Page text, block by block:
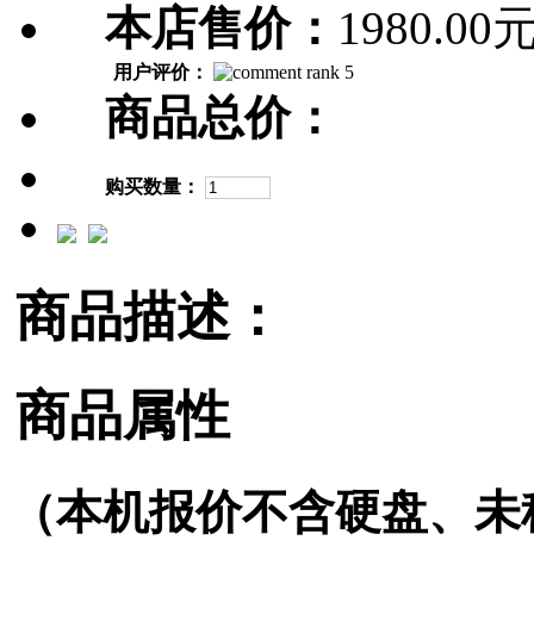
本店售价： 1980.00
用户评价：
商品总价：
购买数量：
商品描述：
商品属性
（本机报价不含硬盘、